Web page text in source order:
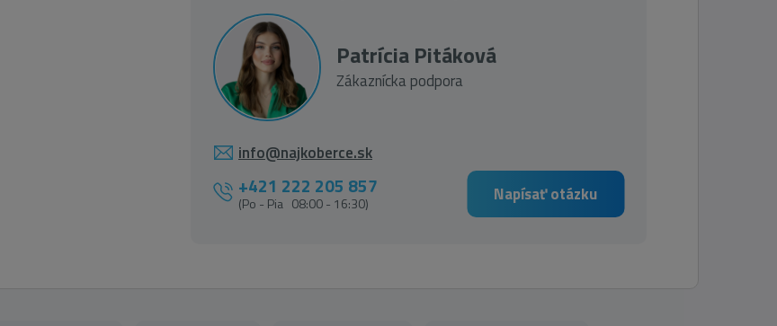
Patrícia Pitáková
Zákaznícka podpora
info@najkoberce.sk
+421 222 205 857
(Po - Pia 08:00 - 16:30) Napísať otázku